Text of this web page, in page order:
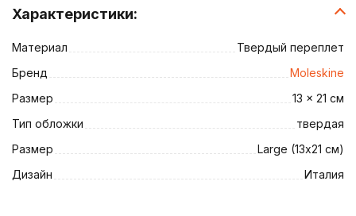
Характеристики:
Материал
Твердый переплет
Бренд
Moleskine
Размер
13 x 21 см
Тип обложки
твердая
Размер
Large (13х21 см)
Дизайн
Италия